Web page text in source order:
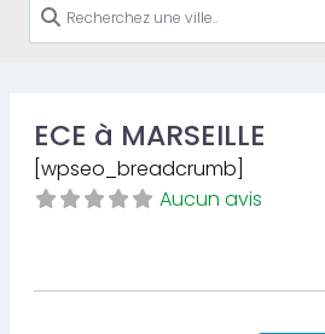
ECE à MARSEILLE
[wpseo_breadcrumb]
Aucun avis